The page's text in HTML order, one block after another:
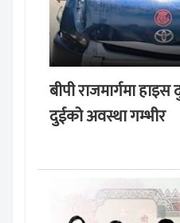
बीपी राजमार्गमा
दुईको अवस्था गम्भीर